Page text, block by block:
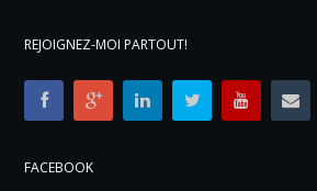
REJOIGNEZ-MOI PARTOUT!
FACEBOOK